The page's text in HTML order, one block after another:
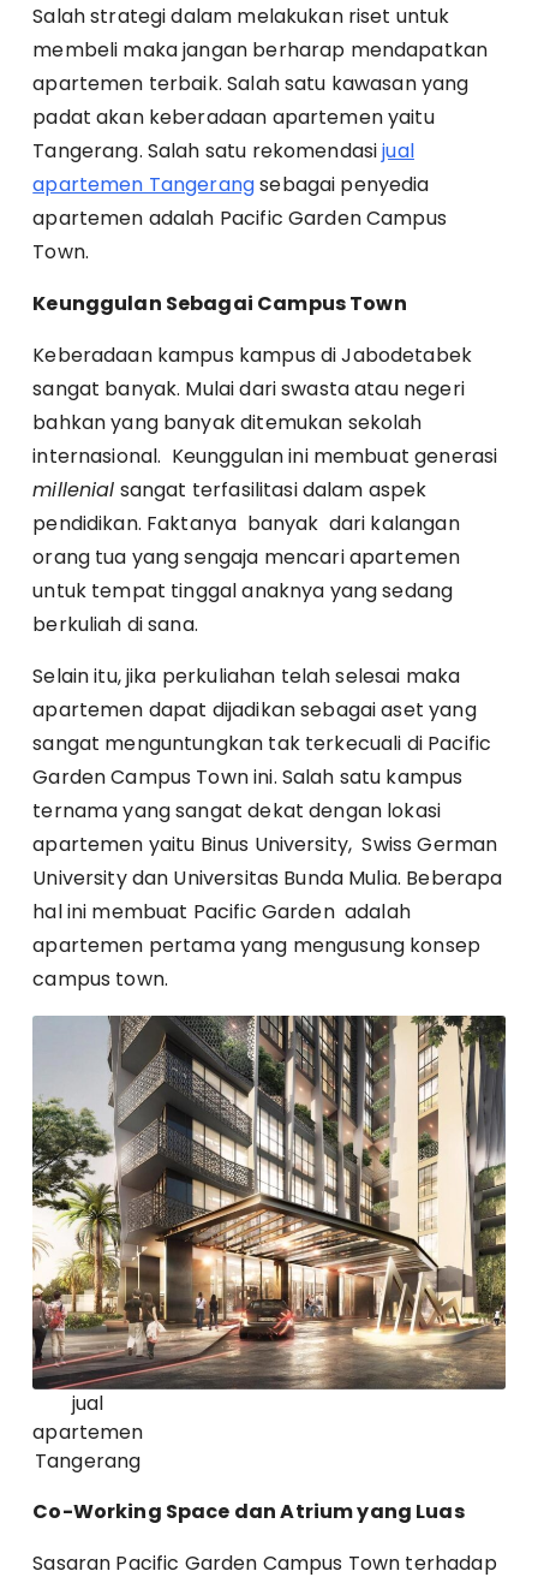
Salah strategi dalam melakukan riset untuk
membeli maka jangan berharap mendapatkan
apartemen terbaik. Salah satu kawasan yang
padat akan keberadaan apartemen yaitu
Tangerang. Salah satu rekomendasijual
apartemen Tangerangsebagai penyedia
apartemen adalah Pacific Garden Campus
Town.
Keunggulan Sebagai Campus Town
Keberadaan kampus kampus di Jabodetabek
sangat banyak. Mulai dari swasta atau negeri
bahkan yang banyak ditemukan sekolah
internasional. Keunggulan ini membuat generasi
millenial sangat terfasilitasi dalam aspek
pendidikan. Faktanya banyak dari kalangan
orang tua yang sengaja mencari apartemen
untuk tempat tinggal anaknya yang sedang
berkuliah di sana.
Selain itu, jika perkuliahan telah selesai maka
apartemen dapat dijadikan sebagai aset yang
sangat menguntungkan tak terkecuali di Pacific
Garden Campus Town ini. Salah satu kampus
ternama yang sangat dekat dengan lokasi
apartemen yaitu Binus University, Swiss German
University dan Universitas Bunda Mulia. Beberapa
hal ini membuat Pacific Garden adalah
apartemen pertama yang mengusung konsep
campus town.
jual
apartemen
Tangerang
Co-Working Space dan Atrium yang Luas
Sasaran Pacific Garden Campus Town terhadap